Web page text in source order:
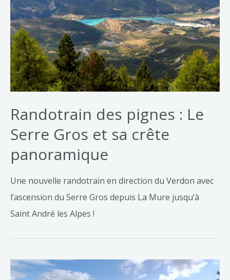
Randotrain des pignes : Le
Serre Gros et sa crête
panoramique
Une nouvelle randotrain en direction du Verdon avec
l’ascension du Serre Gros depuis La Mure jusqu’à
Saint André les Alpes !